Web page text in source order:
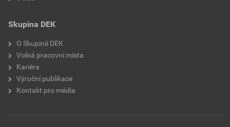
Skupina DEK
O Skupině DEK
Volná pracovní místa
Kariéra
Výroční publikace
Kontakt pro média